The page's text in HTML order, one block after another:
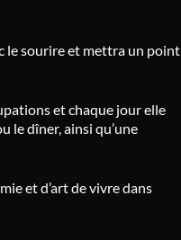
le sourire et mettra un point
et chaque jour elle
le dîner, ainsi qu’une
et d’art de vivre dans